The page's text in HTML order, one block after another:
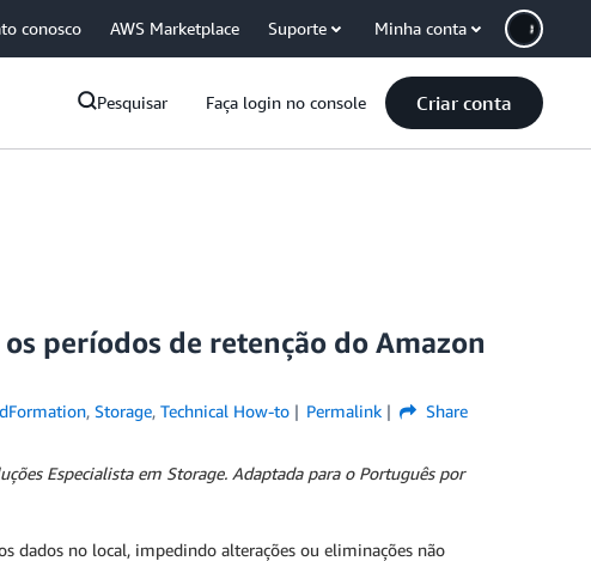
conosco AWS Marketplace Suporte Minha conta
Pesquisar Faça login no console Criar conta
períodos de retenção do Amazon
, Storage, Technical How-to Permalink Share
Especialista em Storage. Adaptada para o Português por
dados no local, impedindo alterações ou eliminações não